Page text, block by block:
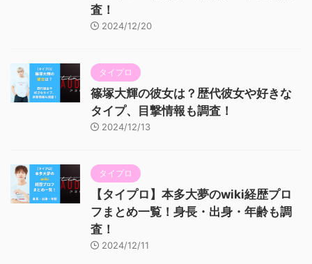
査！
2024/12/20
タイプロ
篠塚大輝の彼女は？歴代彼女や好きな
タイプ、目撃情報も調査！
2024/12/13
タイプロ
【タイプロ】本多大夢のwiki経歴プロ
フまとめ一覧！身長・出身・年齢も調
査！
2024/12/11